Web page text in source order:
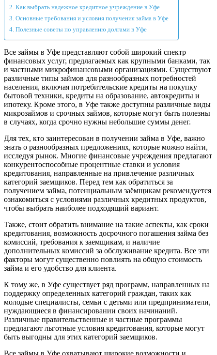
Как выбрать надежное кредитное учреждение в Уфе
Основные требования и условия получения займа в Уфе
Полезные советы по управлению долгами в Уфе
Все займы в Уфе представляют собой широкий спектр
финансовых услуг, предлагаемых как крупными банками, так
и частными микрофинансовыми организациями. Существуют
различные типы займов для разнообразных потребностей
населения, включая потребительские кредиты на покупку
бытовой техники, кредиты на образование, автокредиты и
ипотеку. Кроме этого, в Уфе также доступны различные виды
микрозаймов и срочных займов, которые могут быть полезны
в случаях, когда срочно нужны небольшие суммы денег.
Для тех, кто заинтересован в получении займа в Уфе, важно
знать о разнообразных предложениях, которые можно найти,
исследуя рынок. Многие финансовые учреждения предлагают
конкурентоспособные процентные ставки и условия
кредитования, направленные на привлечение различных
категорий заемщиков. Перед тем как обратиться за
получением займа, потенциальным заёмщикам рекомендуется
ознакомиться с условиями различных кредитных продуктов,
чтобы выбрать наиболее подходящий вариант.
Также, стоит обратить внимание на такие аспекты, как сроки
кредитования, возможность досрочного погашения займа без
комиссий, требования к заемщикам, и наличие
дополнительных комиссий за обслуживание кредита. Все эти
факторы могут существенно повлиять на общую стоимость
займа и его удобство для клиента.
К тому же, в Уфе существует ряд программ, направленных на
поддержку определенных категорий граждан, таких как
молодые специалисты, семьи с детьми или предприниматели,
нуждающиеся в финансировании своих начинаний.
Различные правительственные и частные программы
предлагают льготные условия кредитования, которые могут
быть выгодны для этих категорий заемщиков.
Все займы в Уфе охватывают широкие возможности и